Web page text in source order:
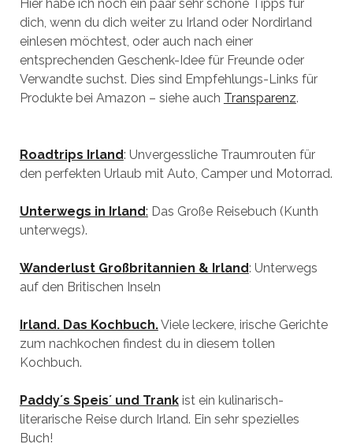
Hier habe ich noch ein paar sehr schöne Tipps für
dich, wenn du dich weiter zu Irland oder Nordirland
einlesen möchtest, oder auch nach einer
entsprechenden Geschenk-Idee für Freunde oder
Verwandte suchst. Dies sind Empfehlungs-Links für
Produkte bei Amazon – siehe auch Transparenz.
Roadtrips Irland: Unvergessliche Traumrouten für
den perfekten Urlaub mit Auto, Camper und Motorrad.
Unterwegs in Irland: Das Große Reisebuch (Kunth
unterwegs).
Wanderlust Großbritannien & Irland: Unterwegs
auf den Britischen Inseln
Irland. Das Kochbuch.Viele leckere, irische Gerichte
zum nachkochen findest du in diesem tollen
Kochbuch.
Paddy´s Speis´ und Trankist ein kulinarisch-
literarische Reise durch Irland. Ein sehr spezielles
Buch!